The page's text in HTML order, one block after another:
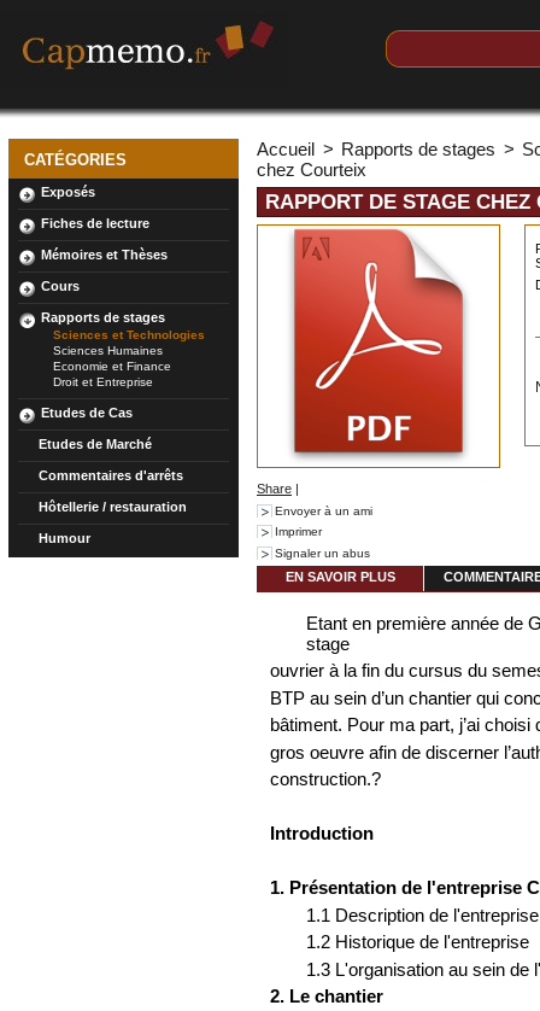
CATÉGORIES
Exposés
Fiches de lecture
Mémoires et Thèses
Cours
Rapports de stages
Sciences et Technologies
Sciences Humaines
Economie et Finance
Droit et Entreprise
Etudes de Cas
Etudes de Marché
Commentaires d'arrêts
Hôtellerie / restauration
Humour
Accueil > Rapports de stages >
chez Courteix
RAPPORT DE STAGE CHEZ
Share |
Envoyer à un ami
Imprimer
Signaler un abus
EN SAVOIR PLUS
Etant en première année de
stage
ouvrier à la fin du cursus du
BTP au sein d’un chantier qui
bâtiment. Pour ma part, j’ai
gros oeuvre afin de discerner
construction.?
Introduction
1. Présentation de l'entreprise
1.1 Description de l'entreprise
1.2 Historique de l'entreprise
1.3 L'organisation au sein de
2. Le chantier